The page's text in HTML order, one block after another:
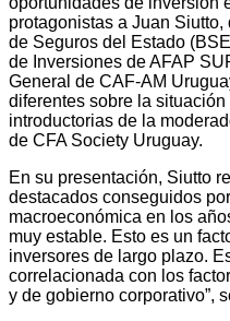
protagonistas a Juan
de Seguros del Estado
de Inversiones de AFAP
General de CAF-AM
diferentes sobre la
introductorias de la
de CFA Society Uruguay.
En su presentación, Siutto
destacados conseguidos
macroeconómica en los
muy estable. Esto es un
inversores de largo plazo.
correlacionada con los
y de gobierno corporativo”,